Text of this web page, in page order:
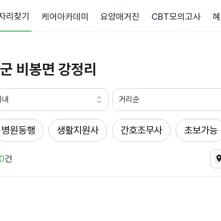
리찾기 케어아카데미 요양매거진 CBT모의고사
비봉면 강정리
거리순
병원동행 생활지원사 간호조무사 초보가능
건